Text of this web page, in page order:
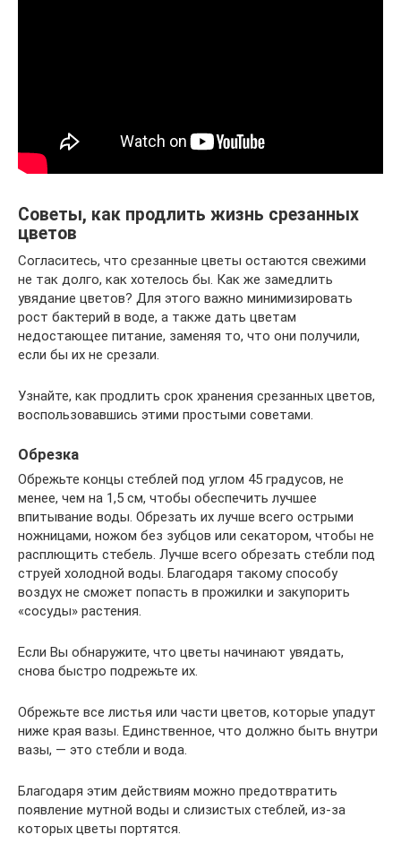
Советы, как продлить жизнь срезанных
цветов
Согласитесь, что срезанные цветы остаются свежими
не так долго, как хотелось бы. Как же замедлить
увядание цветов? Для этого важно минимизировать
рост бактерий в воде, а также дать цветам
недостающее питание, заменяя то, что они получили,
если бы их не срезали.
Узнайте, как продлить срок хранения срезанных цветов,
воспользовавшись этими простыми советами.
Обрезка
Обрежьте концы стеблей под углом 45 градусов, не
менее, чем на 1,5 см, чтобы обеспечить лучшее
впитывание воды. Обрезать их лучше всего острыми
ножницами, ножом без зубцов или секатором, чтобы не
расплющить стебель. Лучше всего обрезать стебли под
струей холодной воды. Благодаря такому способу
воздух не сможет попасть в прожилки и закупорить
«сосуды» растения.
Если Вы обнаружите, что цветы начинают увядать,
снова быстро подрежьте их.
Обрежьте все листья или части цветов, которые упадут
ниже края вазы. Единственное, что должно быть внутри
вазы, — это стебли и вода.
Благодаря этим действиям можно предотвратить
появление мутной воды и слизистых стеблей, из-за
которых цветы портятся.